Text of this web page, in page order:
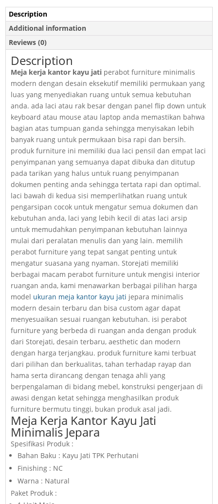
Jati
quantity
Description
Additional information
Reviews (0)
Description
Meja kerja kantor kayu jati perabot furniture minimalis
modern dengan desain eksekutif memiliki permukaan yang
luas yang menyediakan ruang untuk semua kebutuhan
anda. ada laci atau rak besar dengan panel flip down untuk
keyboard atau mouse atau laptop anda memastikan bahwa
bagian atas tumpuan ganda sehingga menyisakan lebih
banyak ruang untuk permukaan bisa rapi dan bersih.
produk furniture ini memiliki dua laci pensil dan empat laci
penyimpanan yang semuanya dapat dibuka dan ditutup
pada tarikan yang halus untuk ruang penyimpanan
dokumen penting anda sehingga tertata rapi dan optimal.
laci bawah di kedua sisi memperlihatkan ruang untuk
pengarsipan cocok untuk mengatur semua dokumen dan
kebutuhan anda, laci yang lebih kecil di atas laci arsip
untuk memudahkan penyimpanan kebutuhan lainnya
mulai dari peralatan menulis dan yang lain. memilih
perabot furniture yang tepat sangat penting untuk
mengatur suasana yang nyaman. Storejati memiliki
berbagai macam perabot furniture untuk mengisi interior
ruangan anda, kami menawarkan berbagai pilihan harga
model ukuran meja kantor kayu jati jepara minimalis
modern desain terbaru dan bisa custom agar dapat
menyesuaikan sesuai ruangan kebutuhan. isi perabot
furniture yang berbeda di ruangan anda dengan produk
dari Storejati, desain terbaru, aesthetic dan modern
dengan harga terjangkau. produk furniture kami terbuat
dari pilihan dan berkualitas, tahan terhadap rayap dan
hama serta dirancang dengan tenaga ahli yang
berpengalaman di bidang mebel, konstruksi pengerjaan di
awasi dengan ketat sehingga menghasilkan produk
furniture bermutu tinggi, bukan produk asal jadi.
Meja Kerja Kantor Kayu Jati
Minimalis Jepara
Spesifikasi Produk :
Bahan Baku : Kayu Jati TPK Perhutani
Finishing : NC
Warna : Natural
Paket Produk :